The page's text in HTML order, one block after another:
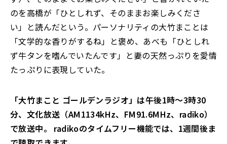
のを高橋が「ひとしれず、そのままお楽しみくださ
い」と読んだという。パーソナリティの大竹まことは
「文学的な香りがするね」と褒め、あべも「ひとしれ
ず牛タンを嗜んでいたんです」と妻の天然っぷりを愛情
たっぷりに表現していた。
「大竹まこと ゴールデンラジオ」は午後1時～3時30
分、文化放送（AM1134kHz、FM91.6MHz、radiko）
で放送中。 radikoのタイムフリー機能では、1週間後ま